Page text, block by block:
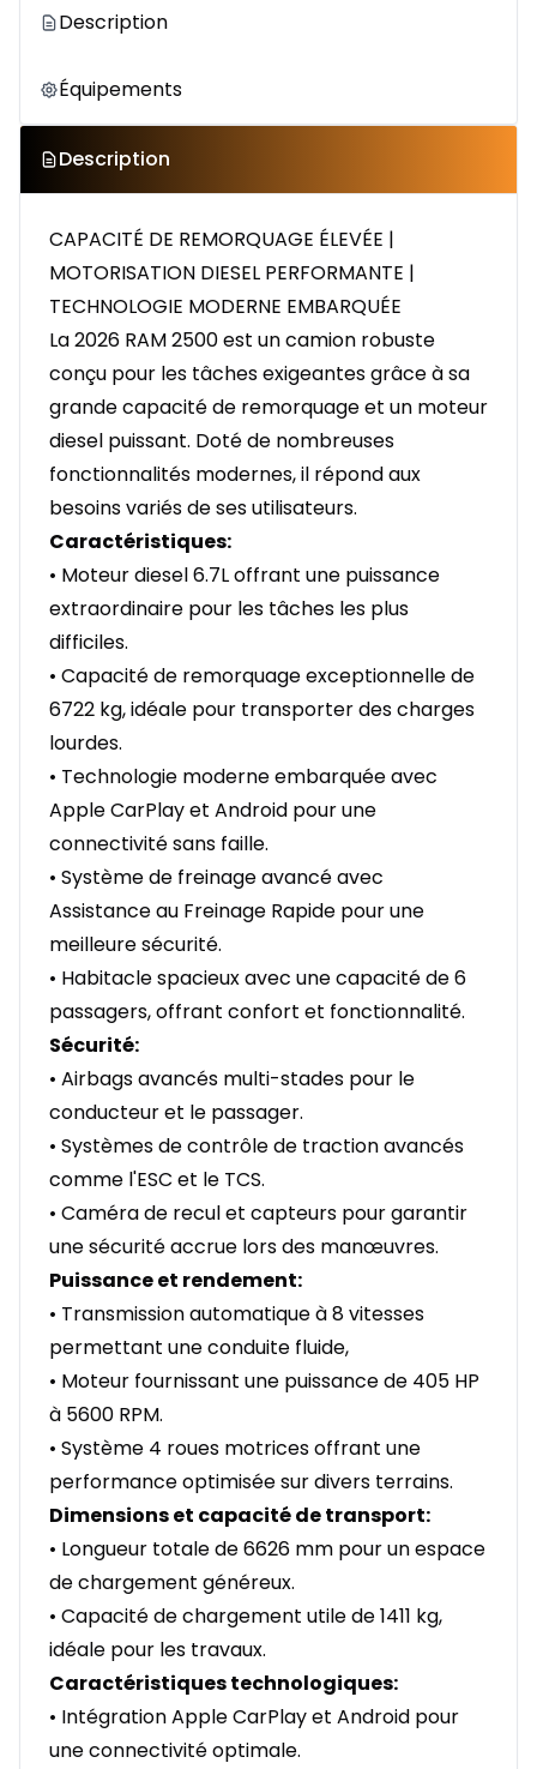
Description
Équipements
Description
CAPACITÉ DE REMORQUAGE ÉLEVÉE |
MOTORISATION DIESEL PERFORMANTE |
TECHNOLOGIE MODERNE EMBARQUÉE
La 2026 RAM 2500 est un camion robuste
conçu pour les tâches exigeantes grâce à sa
grande capacité de remorquage et un moteur
diesel puissant. Doté de nombreuses
fonctionnalités modernes, il répond aux
besoins variés de ses utilisateurs.
Caractéristiques:
• Moteur diesel 6.7L offrant une puissance
extraordinaire pour les tâches les plus
difficiles.
• Capacité de remorquage exceptionnelle de
6722 kg, idéale pour transporter des charges
lourdes.
• Technologie moderne embarquée avec
Apple CarPlay et Android pour une
connectivité sans faille.
• Système de freinage avancé avec
Assistance au Freinage Rapide pour une
meilleure sécurité.
• Habitacle spacieux avec une capacité de 6
passagers, offrant confort et fonctionnalité.
Sécurité:
• Airbags avancés multi-stades pour le
conducteur et le passager.
• Systèmes de contrôle de traction avancés
comme l'ESC et le TCS.
• Caméra de recul et capteurs pour garantir
une sécurité accrue lors des manœuvres.
Puissance et rendement:
• Transmission automatique à 8 vitesses
permettant une conduite fluide,
• Moteur fournissant une puissance de 405 HP
à 5600 RPM.
• Système 4 roues motrices offrant une
performance optimisée sur divers terrains.
Dimensions et capacité de transport:
• Longueur totale de 6626 mm pour un espace
de chargement généreux.
• Capacité de chargement utile de 1411 kg,
idéale pour les travaux.
Caractéristiques technologiques:
• Intégration Apple CarPlay et Android pour
une connectivité optimale.